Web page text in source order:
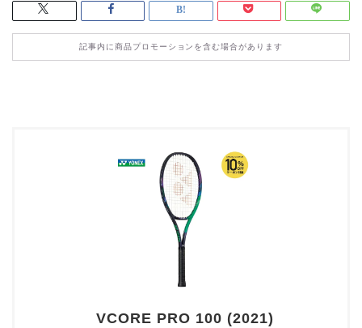
記事内に商品プロモーションを含む場合があります
VCORE PRO 100 (2021)